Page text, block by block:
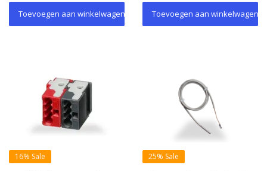
Toevoegen aan winkelwagen Toevoegen aan winkelwagen
16% Sale 25% Sale